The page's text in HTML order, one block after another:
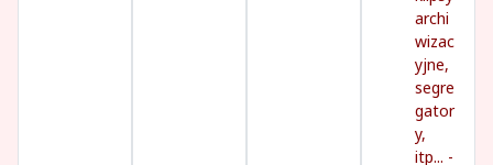
archi
wizac
yjne,
segre
gator
y,
itp... -